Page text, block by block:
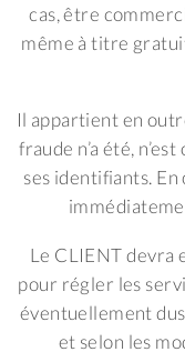
cas, être
même à titre
Il appartient en
fraude n’a été,
ses identifiants.
Le CLIENT devra
pour régler les
éventuellement
et selon les